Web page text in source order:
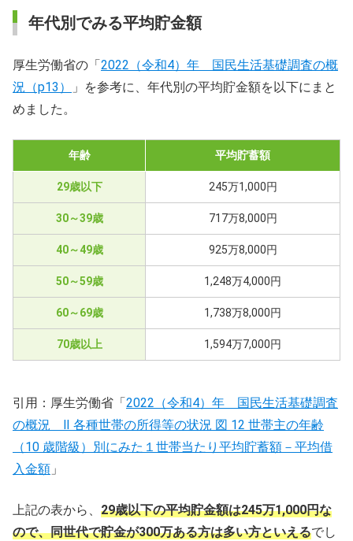
年代別でみる平均貯金額
厚生労働省の「 2022（令和4）年 国民生活基礎調査の概
況（p13）
」を参考に、年代別の平均貯金額を以下にまと
めました。
年齢 平均貯蓄額
29歳以下 245万1,000円
30～39歳 717万8,000円
40～49歳 925万8,000円
50～59歳 1,248万4,000円
60～69歳 1,738万8,000円
70歳以上 1,594万7,000円
引用：厚生労働省「 2022（令和4）年 国民生活基礎調査
の概況 Ⅱ 各種世帯の所得等の状況 図 12 世帯主の年齢
（10 歳階級）別にみた１世帯当たり平均貯蓄額－平均借
入金額 」
上記の表から、 29歳以下の平均貯金額は245万1,000円な
ので、同世代で貯金が300万ある方は多い方といえるでし